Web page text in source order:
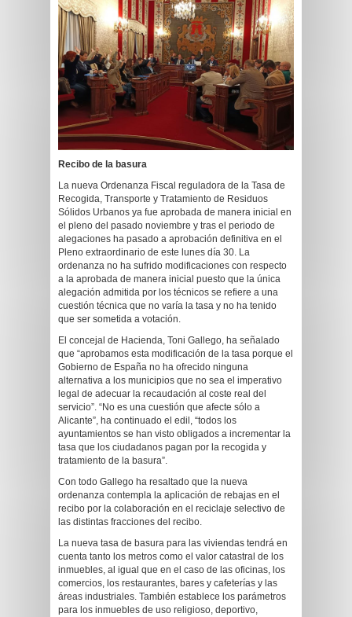
Recibo de la basura
La nueva Ordenanza Fiscal reguladora de la Tasa de
Recogida, Transporte y Tratamiento de Residuos
Sólidos Urbanos ya fue aprobada de manera inicial en
el pleno del pasado noviembre y tras el periodo de
alegaciones ha pasado a aprobación definitiva en el
Pleno extraordinario de este lunes día 30. La
ordenanza no ha sufrido modificaciones con respecto
a la aprobada de manera inicial puesto que la única
alegación admitida por los técnicos se refiere a una
cuestión técnica que no varía la tasa y no ha tenido
que ser sometida a votación.
El concejal de Hacienda, Toni Gallego, ha señalado
que “aprobamos esta modificación de la tasa porque el
Gobierno de España no ha ofrecido ninguna
alternativa a los municipios que no sea el imperativo
legal de adecuar la recaudación al coste real del
servicio”. “No es una cuestión que afecte sólo a
Alicante”, ha continuado el edil, “todos los
ayuntamientos se han visto obligados a incrementar la
tasa que los ciudadanos pagan por la recogida y
tratamiento de la basura”.
Con todo Gallego ha resaltado que la nueva
ordenanza contempla la aplicación de rebajas en el
recibo por la colaboración en el reciclaje selectivo de
las distintas fracciones del recibo.
La nueva tasa de basura para las viviendas tendrá en
cuenta tanto los metros como el valor catastral de los
inmuebles, al igual que en el caso de las oficinas, los
comercios, los restaurantes, bares y cafeterías y las
áreas industriales. También establece los parámetros
para los inmuebles de uso religioso, deportivo,